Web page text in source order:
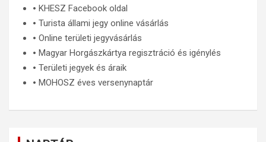
🞄 KHESZ Facebook oldal
🞄 Turista állami jegy online vásárlás
🞄 Online területi jegyvásárlás
🞄 Magyar Horgászkártya regisztráció és igénylés
🞄 Területi jegyek és áraik
🞄 MOHOSZ éves versenynaptár